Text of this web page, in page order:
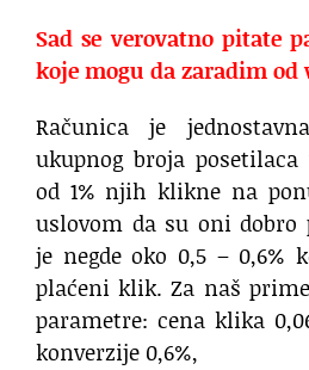
Sad se verovatno pitate
koje mogu da zaradim od
Računica je
ukupnog broja
od 1% njih klikne na
uslovom da su oni dobro
je negde oko 0,5 – 0,6%
plaćeni klik. Za naš
parametre: cena klika
konverzije 0,6%,